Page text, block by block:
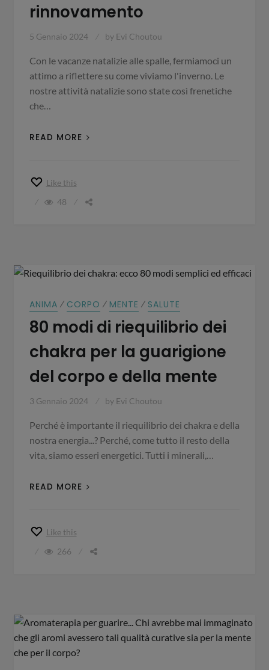
rinnovamento
5 Gennaio 2024 by Evi Choutou
Con le vacanze natalizie alle spalle, fermiamoci un
attimo a riflettere su come viviamo l'inverno. Le
nostre attività natalizie sono state così frenetiche
che…
READ MORE
Like this
48
ANIMA ⁄ CORPO ⁄ MENTE ⁄ SALUTE
80 modi di riequilibrio dei
chakra per la guarigione
del corpo e della mente
3 Gennaio 2024 by Evi Choutou
Perché è importante il riequilibrio dei chakra e della
nostra energia...? Perché, come tutto il resto della
vita, siamo esseri energetici. Tutti i minerali,…
READ MORE
Like this
266